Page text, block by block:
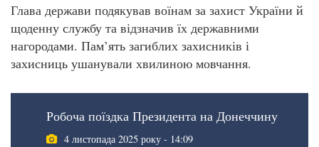
Глава держави подякував воїнам за захист України й
щоденну службу та відзначив їх державними
нагородами. Пам’ять загиблих захисників і
захисниць ушанували хвилиною мовчання.
Робоча поїздка Президента на Донеччину
4 листопада 2025 року - 14:09